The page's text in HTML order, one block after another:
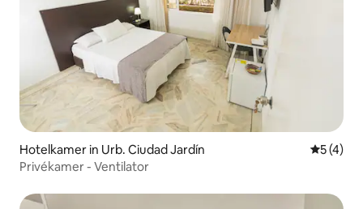
Hotelkamer in Urb. Ciudad Jardín
5 (4)
Privékamer - Ventilator